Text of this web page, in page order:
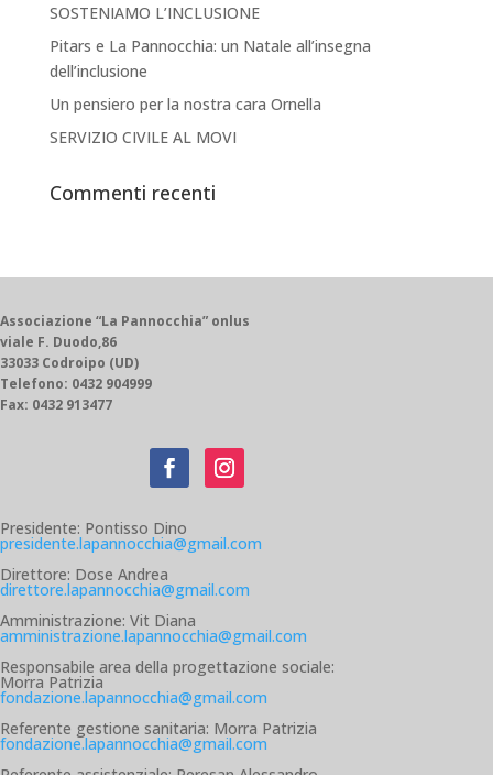
SOSTENIAMO L’INCLUSIONE
Pitars e La Pannocchia: un Natale all’insegna
dell’inclusione
Un pensiero per la nostra cara Ornella
SERVIZIO CIVILE AL MOVI
Commenti recenti
Associazione “La Pannocchia” onlus
viale F. Duodo,86
33033 Codroipo (UD)
Telefono: 0432 904999
Fax: 0432 913477
Presidente: Pontisso Dino
presidente.lapannocchia@gmail.com
Direttore: Dose Andrea
direttore.lapannocchia@gmail.com
Amministrazione: Vit Diana
amministrazione.lapannocchia@gmail.com
Responsabile area della progettazione sociale:
Morra Patrizia
fondazione.lapannocchia@gmail.com
Referente gestione sanitaria: Morra Patrizia
fondazione.lapannocchia@gmail.com